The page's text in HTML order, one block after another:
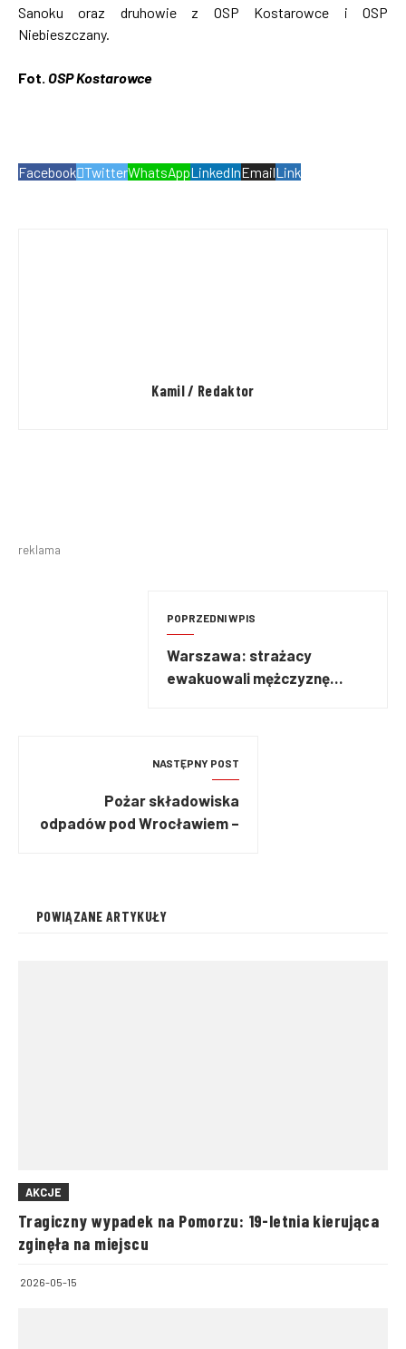
Sanoku oraz druhowie z OSP Kostarowce i OSP
Niebieszczany.
Fot. OSP Kostarowce
Facebook TwitterWhatsAppLinkedInEmailLink
Kamil / Redaktor
reklama
POPRZEDNI WPIS
Warszawa: strażacy
ewakuowali mężczyznę
NASTĘPNY POST
Pożar składowiska
odpadów pod Wrocławiem –
POWIĄZANE ARTYKUŁY
AKCJE
Tragiczny wypadek na Pomorzu: 19-letnia kierująca
zginęła na miejscu
2026-05-15